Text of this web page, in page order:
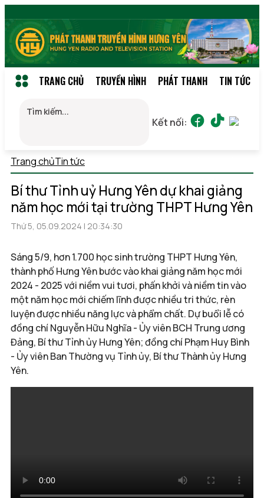
TRANG CHỦ TRUYỀN HÌNH PHÁT THANH TIN TỨC
Kết nối:
Trang chủTin tức
Bí thư Tỉnh uỷ Hưng Yên dự khai giảng
năm học mới tại trường THPT Hưng Yên
Thứ 5, 05.09.2024 | 20:34:30
Sáng 5/9, hơn 1.700 học sinh trường THPT Hưng Yên,
thành phố Hưng Yên bước vào khai giảng năm học mới
2024 - 2025 với niềm vui tươi, phấn khởi và niềm tin vào
một năm học mới chiếm lĩnh được nhiều tri thức, rèn
luyện được nhiều năng lực và phẩm chất. Dự buổi lễ có
đồng chí Nguyễn Hữu Nghĩa - Ủy viên BCH Trung ương
Đảng, Bí thư Tỉnh ủy Hưng Yên; đồng chí Phạm Huy Bình
- Ủy viên Ban Thường vụ Tỉnh ủy, Bí thư Thành ủy Hưng
Yên.